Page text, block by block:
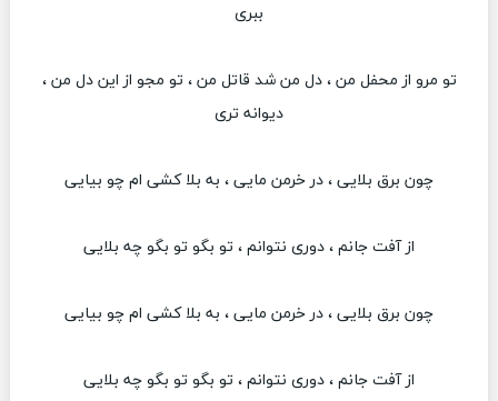
ببری
تو مرو از محفل من ، دل من شد قاتل من ، تو مجو از این دل من ،
دیوانه تری
چون برق بلایی ، در خرمن مایی ، به بلا کشی ام چو بیایی
از آفت جانم ، دوری نتوانم ، تو بگو تو بگو چه بلایی
چون برق بلایی ، در خرمن مایی ، به بلا کشی ام چو بیایی
از آفت جانم ، دوری نتوانم ، تو بگو تو بگو چه بلایی